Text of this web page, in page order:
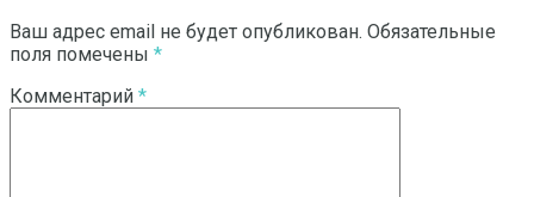
Ваш адрес email не будет опубликован. Обязательные
поля помечены *
Комментарий *